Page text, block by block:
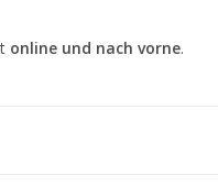
online und nach vorne.